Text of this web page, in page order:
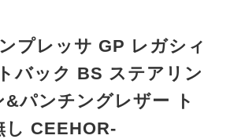
プレッサ GP レガシィ
バック BS ステアリン
&パンチングレザー ト
し CEEHOR-